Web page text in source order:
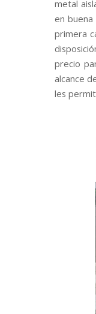
metal
en
primera
precio
alcance
les